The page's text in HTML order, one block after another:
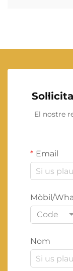
El nostre
Email
Mòbil/
Code
Nom